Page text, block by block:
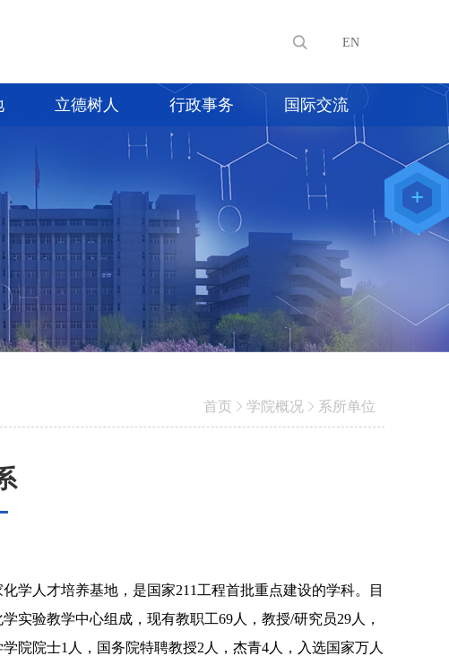
EN
立德树人 行政事务 国际交流
首页 学院概况 系所单位
学人才培养基地，是国家211 工程首批重点建设的学科。目
实验教学中心组成，现有教职工69人，教授/研究员29人，
学院院士1 人，国务院特聘教授2 人，杰青4人， 入选国家万人